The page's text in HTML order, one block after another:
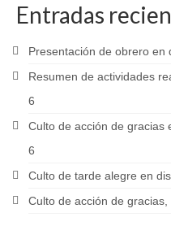
Entradas
Presentación de obrero en
Resumen de actividades
6
Culto de acción de gracias
6
Culto de tarde alegre en
Culto de acción de gracias,